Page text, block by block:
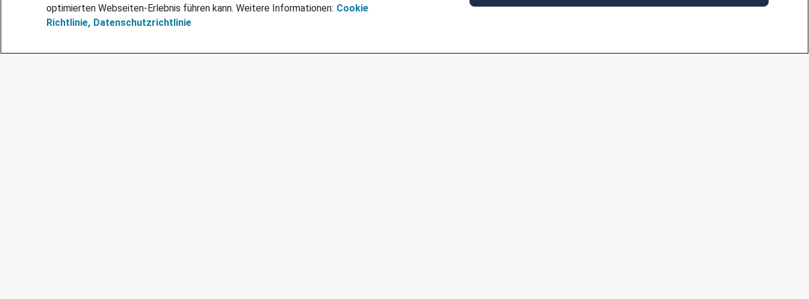
optimierten Webseiten-Erlebnis führen kann. Weitere Informationen: Cookie
Richtlinie, Datenschutzrichtlinie